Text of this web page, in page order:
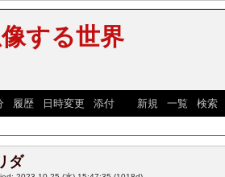
する世界
履歴| 日時変更 添付] [ 新規 一覧 検索|
ダ